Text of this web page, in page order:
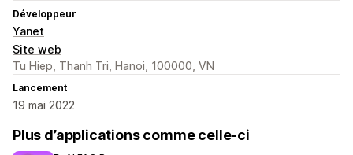
Développeur
Yanet
Site web
Tu Hiep, Thanh Tri, Hanoi, 100000, VN
Lancement
19 mai 2022
Plus d’applications comme celle-ci